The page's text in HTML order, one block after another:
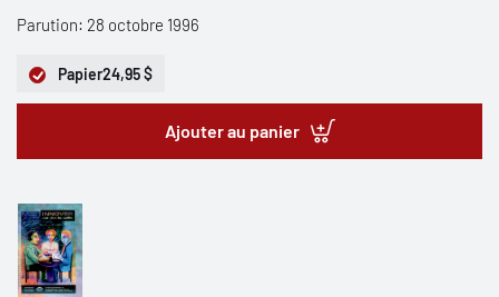
Parution: 28 octobre 1996
Papier24,95 $
Ajouter au panier